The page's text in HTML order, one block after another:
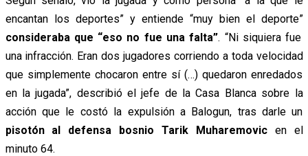
encantan los deportes” y entiende “muy bien el deporte”
consideraba que “eso no fue una falta”. “Ni siquiera fue
una infracción. Eran dos jugadores corriendo a toda velocidad
que simplemente chocaron entre sí (…) quedaron enredados
en la jugada”, describió el jefe de la Casa Blanca sobre la
acción que le costó la expulsión a Balogun, tras darle un
pisotón al defensa bosnio Tarik Muharemovicen el
minuto 64.